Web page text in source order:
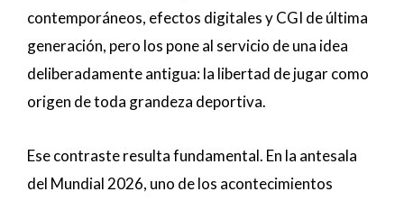
contemporáneos, efectos digitales y CGI de última
generación, pero los pone al servicio de una idea
deliberadamente antigua: la libertad de jugar como
origen de toda grandeza deportiva.
Ese contraste resulta fundamental. En la antesala
del Mundial 2026, uno de los acontecimientos